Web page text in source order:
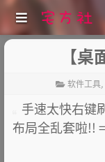
【
软件工具,
手速太快右键
布局全乱套啦!!